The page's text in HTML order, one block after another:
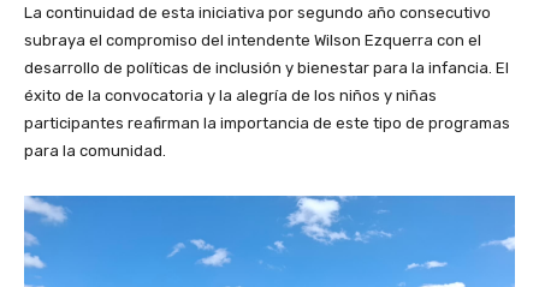
La continuidad de esta iniciativa por segundo año consecutivo
subraya el compromiso del intendente Wilson Ezquerra con el
desarrollo de políticas de inclusión y bienestar para la infancia. El
éxito de la convocatoria y la alegría de los niños y niñas
participantes reafirman la importancia de este tipo de programas
para la comunidad.